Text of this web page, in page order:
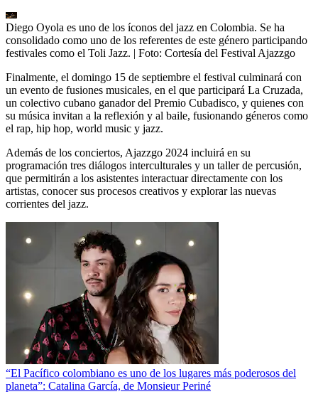
Diego Oyola es uno de los íconos del jazz en Colombia. Se ha
consolidado como uno de los referentes de este género participando
festivales como el Toli Jazz. | Foto: Cortesía del Festival Ajazzgo
Finalmente, el domingo 15 de septiembre el festival culminará con
un evento de fusiones musicales, en el que participará La Cruzada,
un colectivo cubano ganador del Premio Cubadisco, y quienes con
su música invitan a la reflexión y al baile, fusionando géneros como
el rap, hip hop, world music y jazz.
Además de los conciertos, Ajazzgo 2024 incluirá en su
programación tres diálogos interculturales y un taller de percusión,
que permitirán a los asistentes interactuar directamente con los
artistas, conocer sus procesos creativos y explorar las nuevas
corrientes del jazz.
“El Pacífico colombiano es uno de los lugares más poderosos del
planeta”: Catalina García, de Monsieur Periné